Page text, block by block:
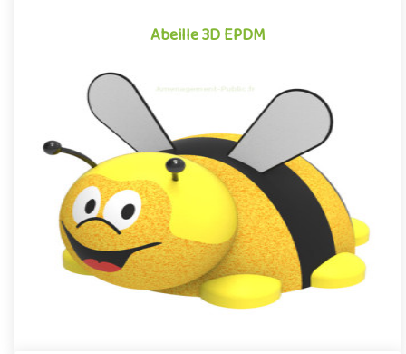
Abeille 3D EPDM
Abeille 3D EPDM
Module 3D pour aires de jeux extérieurs inspiré des univers des
dessins animés et des bandes dessinées, l'Abeille EPDM se dis..
Offre partenaire